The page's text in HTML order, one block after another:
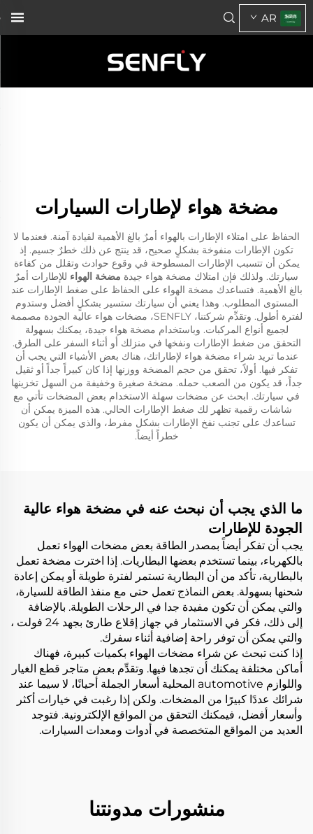
AR
مضخة هواء لإطارات السيارات
الحفاظ على امتلاء الإطارات بالهواء أمرٌ بالغ الأهمية لقيادة آمنة. فعندما لا
تكون الإطارات منفوخة بشكلٍ صحيح، قد ينتج عن ذلك خطرٌ جسيم. إذ
يمكن أن تتسبب الإطارات المسطوحة في وقوع حوادث وتقلل من كفاءة
سيارتك. ولذلك فإن امتلاك مضخة هواء جيدة مضخة الهواء للإطارات أمرٌ
بالغ الأهمية. فتساعدك مضخة الهواء على الحفاظ على ضغط الإطارات عند
المستوى المطلوب. وهذا يعني أن سيارتك ستسير بشكلٍ أفضل وستدوم
لفترة أطول. وتقدِّم شركتنا، SENFLY، مضخات هواء عالية الجودة مصممة
لجميع أنواع المركبات. وباستخدام مضخة هواء جيدة، يمكنك بسهولة
التحقق من ضغط الإطارات ونفخها في منزلك أو أثناء السفر على الطرق.
عندما تريد شراء مضخة هواء لإطاراتك، هناك بعض الأشياء التي يجب أن
تفكر فيها. أولاً، تحقق من حجم المضخة ووزنها إذا كان كبيراً جداً أو ثقيل
جداً، قد يكون من الصعب حمله. مضخة صغيرة وخفيفة من السهل تخزينها
في سيارتك. ابحث عن مضخات سهلة الاستخدام بعض المضخات تأتي مع
شاشات رقمية تظهر لك ضغط الإطارات الحالي. هذه الميزة يمكن أن
تساعدك على تجنب نفخ الإطارات بشكل مفرط، والذي يمكن أن يكون
خطراً أيضاً.
ما الذي يجب أن نبحث عنه في مضخة هواء عالية
الجودة للإطارات
يجب أن تفكر أيضاً بمصدر الطاقة بعض مضخات الهواء تعمل
بالكهرباء، بينما تستخدم بعضها البطاريات. إذا اخترت مضخة تعمل
بالبطارية، تأكد من أن البطارية تستمر لفترة طويلة أو يمكن إعادة
شحنها بسهولة. بعض النماذج تعمل حتى مع منفذ الطاقة للسيارة،
والتي يمكن أن تكون مفيدة جدا في الرحلات الطويلة. بالإضافة
إلى ذلك، فكر في الاستثمار في جهاز إقلاع طارئ بجهد 24 فولت
،
والتي يمكن أن توفر راحة إضافية أثناء سفرك.
إذا كنت تبحث عن شراء مضخات الهواء بكميات كبيرة، فهناك
أماكن مختلفة يمكنك أن تجدها فيها. وتقدِّم بعض متاجر قطع الغيار
واللوازم automotive المحلية أسعار الجملة أحيانًا، لا سيما عند
شرائك عددًا كبيرًا من المضخات. ولكن إذا رغبت في خيارات أكثر
وأسعار أفضل، فيمكنك التحقق من المواقع الإلكترونية. فتوجد
العديد من المواقع المتخصصة في أدوات ومعدات السيارات.
منشورات مدونتنا